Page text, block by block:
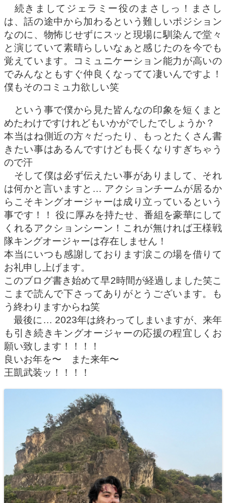
続きましてジェラミー役のまさしっ！まさし
は、話の途中から加わるという難しいポジション
なのに、物怖じせずにスッと現場に馴染んで堂々
と演じていて素晴らしいなぁと感じたのを今でも
覚えています。コミュニケーション能力が高いの
でみんなともすぐ仲良くなってて凄いんですよ！
僕もそのコミュ力欲しい笑
という事で僕から見た皆んなの印象を短くまと
めたわけですけれどもいかがでしたでしょうか？
本当はね側近の方々だったり、もっとたくさん書
きたい事はあるんですけども長くなりすぎちゃう
ので汗
そして僕は必ず伝えたい事がありまして、それ
は何かと言いますと… アクションチームが居るか
らこそキングオージャーは成り立っているという
事です！！ 役に厚みを持たせ、番組を豪華にして
くれるアクションシーン！これが無ければ王様戦
隊キングオージャーは存在しません！
本当にいつも感謝しております涙この場を借りて
お礼申し上げます。
このブログ書き始めて早2時間が経過しました笑こ
こまで読んで下さってありがとうございます。も
う終わりますからね笑
最後に… 2023年は終わってしまいますが、来年
も引き続きキングオージャーの応援の程宜しくお
願い致します！！！！
良いお年を〜 また来年〜
王凱武装ッ！！！！